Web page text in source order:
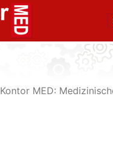
Kontor MED: